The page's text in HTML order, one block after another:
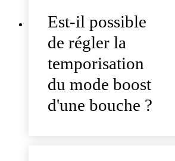
Est-il possible
de régler la
temporisation
du mode boost
d'une bouche ?